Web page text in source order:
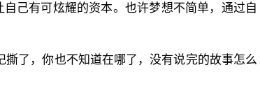
己有可炫耀的资本。也许梦想不简单，通过自
撕了，你也不知道在哪了，没有说完的故事怎么